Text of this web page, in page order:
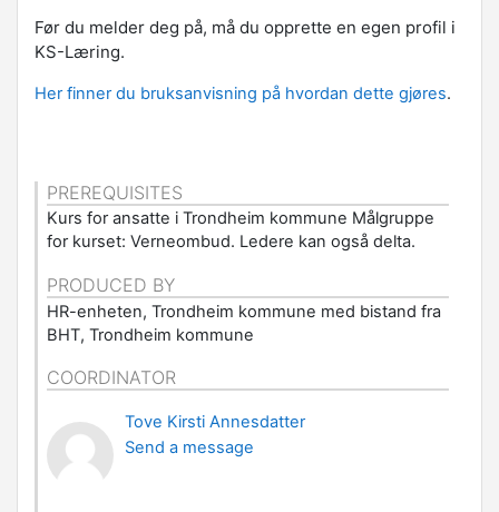
Før du melder deg på, må du opprette en egen profil i
KS-Læring.
Her finner du bruksanvisning på hvordan dette gjøres.
PREREQUISITES
Kurs for ansatte i Trondheim kommune Målgruppe
for kurset: Verneombud. Ledere kan også delta.
PRODUCED BY
HR-enheten, Trondheim kommune med bistand fra
BHT, Trondheim kommune
COORDINATOR
Tove Kirsti Annesdatter
Send a message